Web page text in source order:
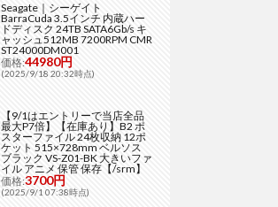
Seagate｜シーゲイト
BarraCuda 3.5インチ 内蔵ハー
ドディスク 24TB SATA6Gb/s キ
ャッシュ512MB 7200RPM CMR
ST24000DM001
価格:44980円
(2025/9/18 20:32時点)
【9/1はエントリーで当店全品
最大P7倍】【在庫あり】B2 ポ
スターファイル 24枚収納 12ポ
ケット 515×728mm ベルソス
ブラック VS-Z01-BK 大きいファ
イル アニメ 保管 保存【/srm】
価格:3700円
(2025/9/1 07:38時点)